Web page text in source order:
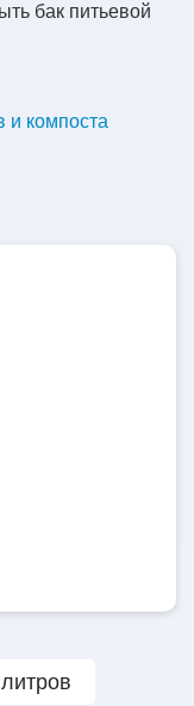
бак питьевой